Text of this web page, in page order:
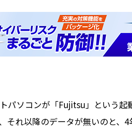
パソコンが「Fujitsu」という
それ以降のデータが無いのと、